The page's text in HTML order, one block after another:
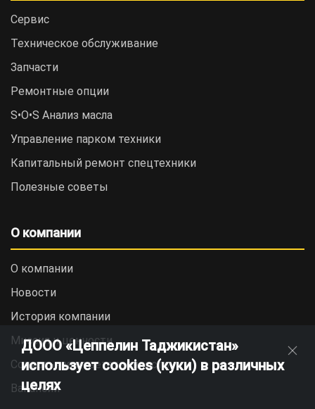
Сервис
Техническое обслуживание
Запчасти
Ремонтные опции
S•O•S Анализ масла
Управление парком техники
Капитальный ремонт спецтехники
Полезные советы
О компании
О компании
Новости
История компании
Миссия и ценности
Социальная ответственность
Вакансии
ДООО «Цеппелин Таджикистан»
использует cookies (куки) в различных
целях